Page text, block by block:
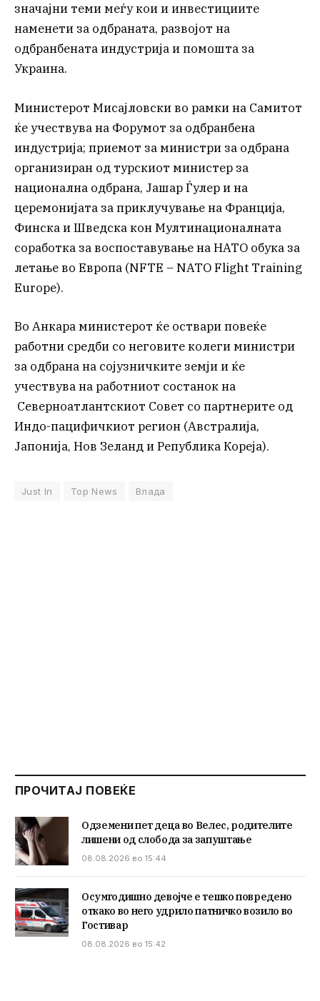
значајни теми меѓу кои и инвестициите
наменети за одбраната, развојот на
одбранбената индустрија и помошта за
Украина.
Министерот Мисајловски во рамки на Самитот
ќе учествува на Форумот за одбранбена
индустрија; приемот за министри за одбрана
организиран од турскиот министер за
национална одбрана, Јашар Ѓулер и на
церемонијата за приклучување на Франција,
Финска и Шведска кон Мултинационалната
соработка за воспоставување на НАТО обука за
летање во Европа (NFTE – NATO Flight Training
Europe).
Во Анкара министерот ќе оствари повеќе
работни средби со неговите колеги министри
за одбрана на сојузничките земји и ќе
учествува на работниот состанок на
Северноатлантскиот Совет со партнерите од
Индо-пацифичкиот регион (Австралија,
Јапонија, Нов Зеланд и Република Кореја).
Just In Top News Влада
ПРОЧИТАЈ ПОВЕЌЕ
Одземени пет деца во Велес, родителите
лишени од слобода за запуштање
08.08.2026 во 15:44
Осумгодишно девојче е тешко повредено
откако во него удрило патничко возило во
Гостивар
08.08.2026 во 15:42